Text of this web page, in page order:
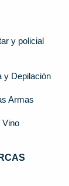
y policial
y Depilación
Armas
Vino